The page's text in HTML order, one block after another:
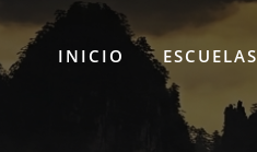
INICIO ESCUELAS